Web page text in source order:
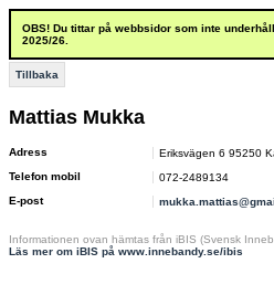
OBS! Du tittar på webbsidor som inte
2025/26.
Tillbaka
Mattias Mukka
Adress
Eriksvägen 6 95250
Telefon mobil
072-2489134
E-post
Informationen ovan hämtas från iBIS (Svensk
Läs mer om iBIS på www.innebandy.se/ibis